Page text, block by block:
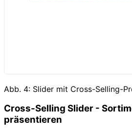
Abb. 4: Slider mit Cross-Selling-
Cross-Selling Slider -
präsentieren